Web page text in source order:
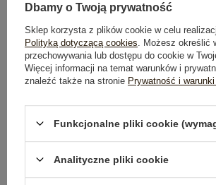
Dostawaod 7,99 zł
Do darmowej dostawy brakuje 200,00 zł
Zamów w ciągu03:37:25 sek.,
100 dni na zwrot
Dbamy o Twoją prywatność
Sklep korzysta z plików cookie w celu
Polityką dotyczącą cookies . Możesz określić
przechowywania lub dostępu do cookie w
Więcej informacji na temat warunków i
znaleźć także na stronie Prywatność i
Funkcjonalne pliki cookie
Analityczne pliki cookie